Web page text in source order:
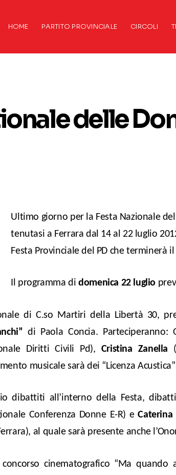
HOME PARTITO PROVINCIALE CIRCOLI
delle
Ultimo giorno per la Festa Nazionale
tenutasi a Ferrara dal 14 al 22 luglio
Festa Provinciale del PD che terminerà
Il programma didomenica 22 luglio
di C.so Martiri della Libertà 30, p
di Paola Concia. Parteciperanno:
Diritti Civili Pd), Cristina Zanella
musicale sarà dei “Licenza Acustica”
dibattiti all’interno della Festa,
Conferenza Donne E-R) eCaterina
al quale sarà presente anche
cinematografico “Ma quando